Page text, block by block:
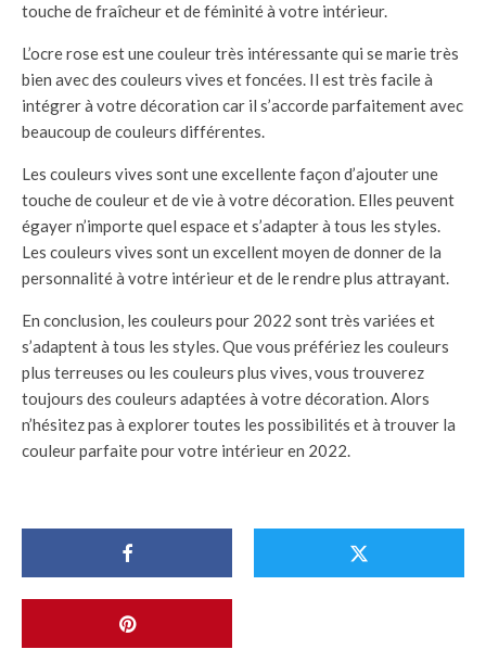
touche de fraîcheur et de féminité à votre intérieur.
L’ocre rose est une couleur très intéressante qui se marie très
bien avec des couleurs vives et foncées. Il est très facile à
intégrer à votre décoration car il s’accorde parfaitement avec
beaucoup de couleurs différentes.
Les couleurs vives sont une excellente façon d’ajouter une
touche de couleur et de vie à votre décoration. Elles peuvent
égayer n’importe quel espace et s’adapter à tous les styles.
Les couleurs vives sont un excellent moyen de donner de la
personnalité à votre intérieur et de le rendre plus attrayant.
En conclusion, les couleurs pour 2022 sont très variées et
s’adaptent à tous les styles. Que vous préfériez les couleurs
plus terreuses ou les couleurs plus vives, vous trouverez
toujours des couleurs adaptées à votre décoration. Alors
n’hésitez pas à explorer toutes les possibilités et à trouver la
couleur parfaite pour votre intérieur en 2022.